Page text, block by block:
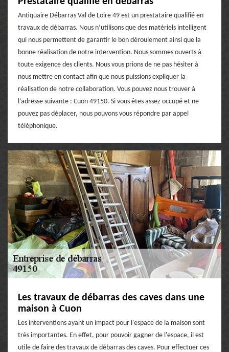
Antiquaire Débarras Val de Loire 49 est un prestataire qualifié en
travaux de débarras. Nous n’utilisons que des matériels intelligent
qui nous permettent de garantir le bon déroulement ainsi que la
bonne réalisation de notre intervention. Nous sommes ouverts à
toute exigence des clients. Nous vous prions de ne pas hésiter à
nous mettre en contact afin que nous puissions expliquer la
réalisation de notre collaboration. Vous pouvez nous trouver à
l’adresse suivante : Cuon 49150. Si vous êtes assez occupé et ne
pouvez pas déplacer, nous pouvons vous répondre par appel
téléphonique.
Les travaux de débarras des caves dans une
maison à Cuon
Les interventions ayant un impact pour l'espace de la maison sont
très importantes. En effet, pour pouvoir gagner de l'espace, il est
utile de faire des travaux de débarras des caves. Pour effectuer ces